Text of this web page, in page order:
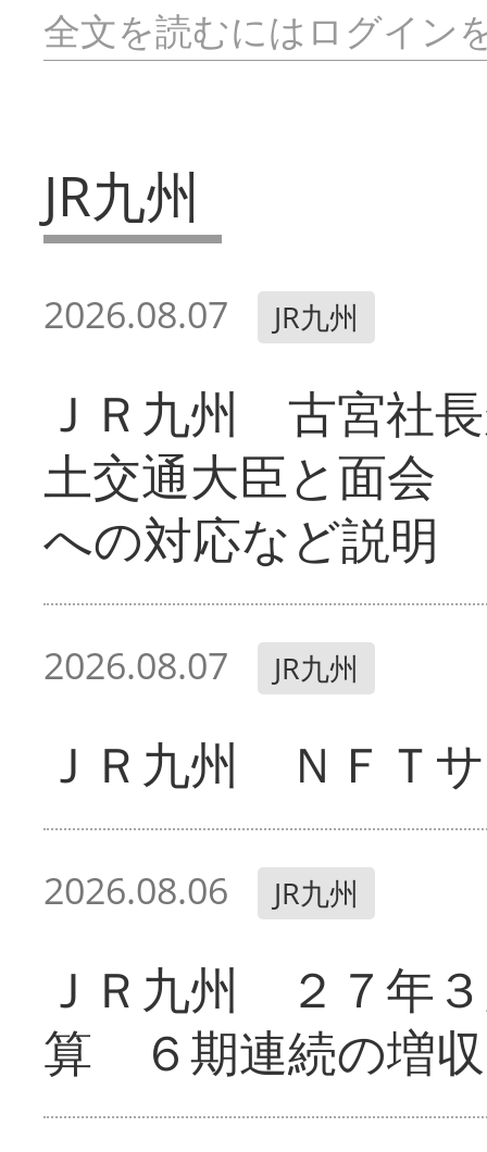
全文を読むにはログイン
JR九州
2026.08.07 JR九州
ＪＲ九州 古宮社
土交通大臣と面会
への対応など説明
2026.08.07 JR九州
ＪＲ九州 ＮＦＴ
2026.08.06 JR九州
ＪＲ九州 ２７年
算 ６期連続の増収